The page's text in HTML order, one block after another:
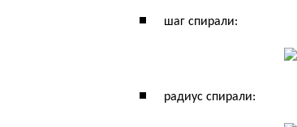
шаг спирали:
радиус спирали: